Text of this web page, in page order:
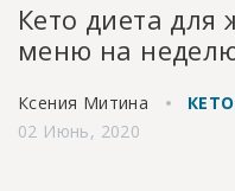
Кето диета
меню на
Ксения Митина КЕТО
02 Июнь, 2020